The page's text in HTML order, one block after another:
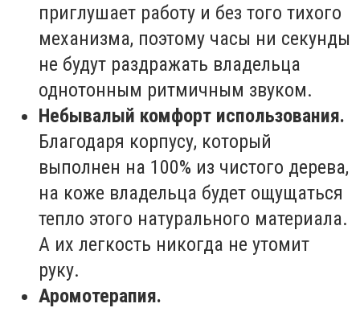
приглушает работу и без того тихого
механизма, поэтому часы ни секунды
не будут раздражать владельца
однотонным ритмичным звуком.
Небывалый комфорт использования.
Благодаря корпусу, который
выполнен на 100% из чистого дерева,
на коже владельца будет ощущаться
тепло этого натурального материала.
А их легкость никогда не утомит
руку.
Аромотерапия.